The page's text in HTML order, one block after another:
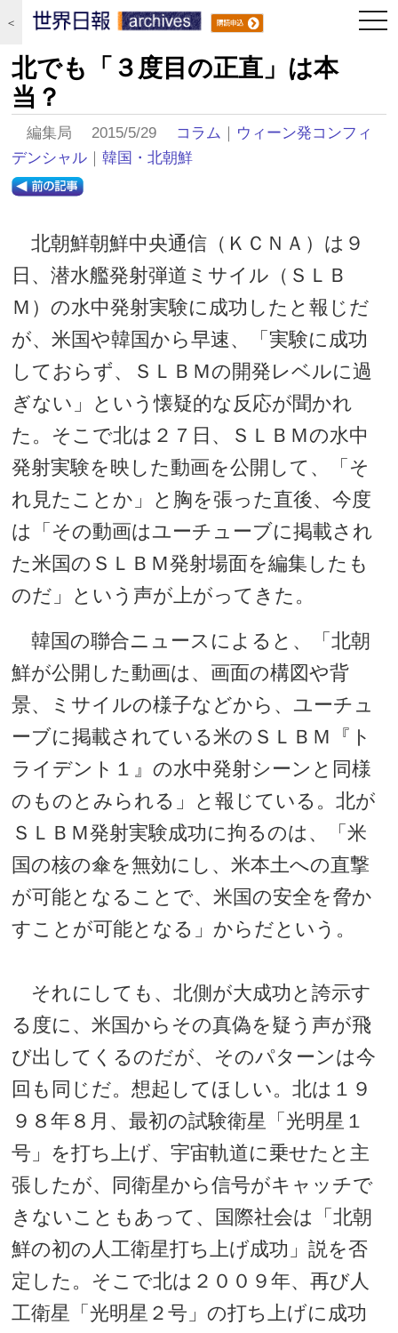
＜
北でも「３度目の正直」は本
当？
編集局 2015/5/29 コラム ｜ ウィーン発コンフィ
デンシャル ｜韓国・北朝鮮
北朝鮮朝鮮中央通信（ＫＣＮＡ）は９
日、潜水艦発射弾道ミサイル（ＳＬＢ
Ｍ）の水中発射実験に成功したと報じだ
が、米国や韓国から早速、「実験に成功
しておらず、ＳＬＢＭの開発レベルに過
ぎない」という懐疑的な反応が聞かれ
た。そこで北は２７日、ＳＬＢＭの水中
発射実験を映した動画を公開して、「そ
れ見たことか」と胸を張った直後、今度
は「その動画はユーチューブに掲載され
た米国のＳＬＢＭ発射場面を編集したも
のだ」という声が上がってきた。
韓国の聯合ニュースによると、「北朝
鮮が公開した動画は、画面の構図や背
景、ミサイルの様子などから、ユーチュ
ーブに掲載されている米のＳＬＢＭ『ト
ライデント１』の水中発射シーンと同様
のものとみられる」と報じている。北が
ＳＬＢＭ発射実験成功に拘るのは、「米
国の核の傘を無効にし、米本土への直撃
が可能となることで、米国の安全を脅か
すことが可能となる」からだという。
それにしても、北側が大成功と誇示す
る度に、米国からその真偽を疑う声が飛
び出してくるのだが、そのパターンは今
回も同じだ。想起してほしい。北は１９
９８年８月、最初の試験衛星「光明星１
号」を打ち上げ、宇宙軌道に乗せたと主
張したが、同衛星から信号がキャッチで
きないこともあって、国際社会は「北朝
鮮の初の人工衛星打ち上げ成功」説を否
定した。そこで北は２００９年、再び人
工衛星「光明星２号」の打ち上げに成功